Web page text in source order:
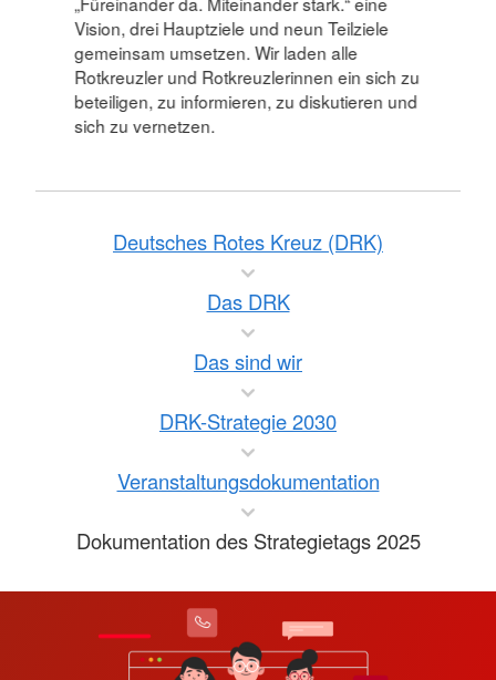
Vision, drei Hauptziele und neun Teilziele
gemeinsam umsetzen. Wir laden alle
Rotkreuzler und Rotkreuzlerinnen ein sich zu
beteiligen, zu informieren, zu diskutieren und
sich zu vernetzen.
Deutsches Rotes Kreuz (DRK)
Das DRK
Das sind wir
DRK-Strategie 2030
Veranstaltungsdokumentation
Dokumentation des Strategietags 2025